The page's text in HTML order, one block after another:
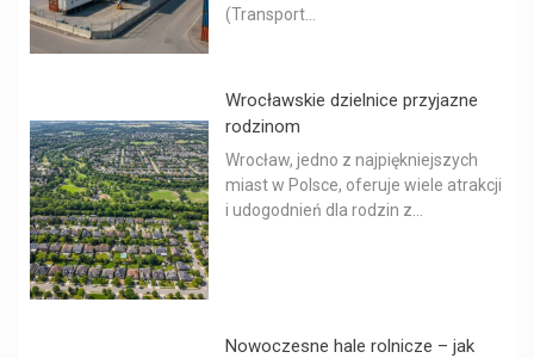
(Transport...
Wrocławskie dzielnice przyjazne
rodzinom
Wrocław, jedno z najpiękniejszych
miast w Polsce, oferuje wiele atrakcji
i udogodnień dla rodzin z...
Nowoczesne hale rolnicze – jak